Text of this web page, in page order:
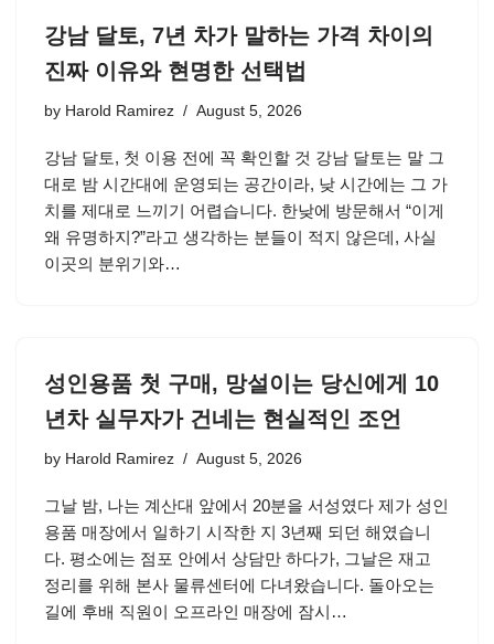
강남 달토, 7년 차가 말하는 가격 차이의
진짜 이유와 현명한 선택법
by Harold Ramirez August 5, 2026
강남 달토, 첫 이용 전에 꼭 확인할 것 강남 달토는 말 그
대로 밤 시간대에 운영되는 공간이라, 낮 시간에는 그 가
치를 제대로 느끼기 어렵습니다. 한낮에 방문해서 “이게
왜 유명하지?”라고 생각하는 분들이 적지 않은데, 사실
이곳의 분위기와…
성인용품 첫 구매, 망설이는 당신에게 10
년차 실무자가 건네는 현실적인 조언
by Harold Ramirez August 5, 2026
그날 밤, 나는 계산대 앞에서 20분을 서성였다 제가 성인
용품 매장에서 일하기 시작한 지 3년째 되던 해였습니
다. 평소에는 점포 안에서 상담만 하다가, 그날은 재고
정리를 위해 본사 물류센터에 다녀왔습니다. 돌아오는
길에 후배 직원이 오프라인 매장에 잠시…